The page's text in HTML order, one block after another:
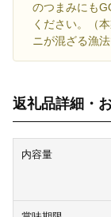
のつまみにも
ください。（
ニが混ざる漁
返礼品詳細・
内容量